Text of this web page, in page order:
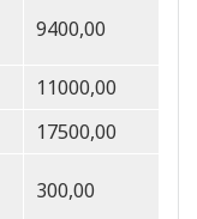
9400,00
11000,00
17500,00
300,00